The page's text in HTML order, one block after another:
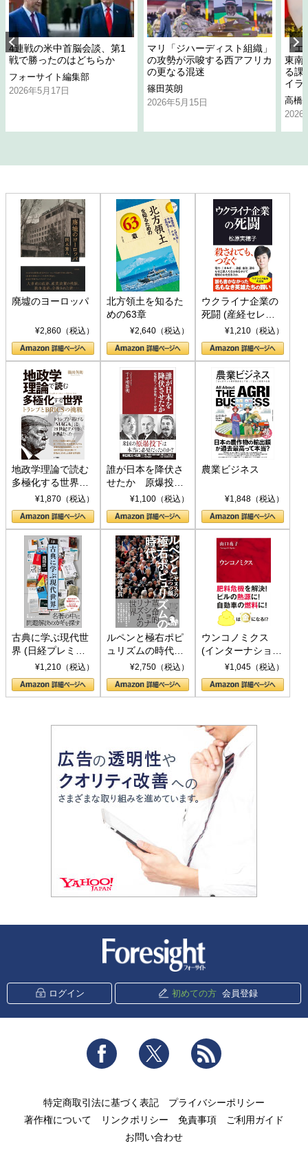
4連戦の米中首脳会談、第1
戦で勝ったのはどちらか
フォーサイト編集部
2026年5月17日
マリ「ジハーディスト組織」
の攻勢が示唆する西アフリカ
の更なる混迷
篠田英朗
2026年5月15日
「
東南
る課
イラ
高橋
2026
廃墟のヨーロッパ
¥2,860（税込）
北方領土を知るた
めの63章
¥2,640（税込）
ウクライナ企業の
死闘 (産経セレク
ト S 039)¥1,210（税込）
地政学理論で読む
多極化する世界：
トランプとBRICS
の挑戦
¥1,870（税込）
誰が日本を降伏さ
せたか 原爆投
下、ソ連参戦、そ
して聖断 (PHP新
書)
¥1,100（税込）
農業ビジネス
¥1,848（税込）
古典に学ぶ現代世
界 (日経プレミア
シリーズ)¥1,210（税込）
ルペンと極右ポピ
ュリズムの時代：
〈ヤヌス〉の二つ
の顔
¥2,750（税込）
ウンコノミクス
(インターナショナ
ル新書)¥1,045（税込）
ログイン 初めての方 会員登録
Facebook Twitter
特定商取引法に基づく表記
プライバシーポリシー
著作権について
リンクポリシー 免責事項
ご利用ガイド
お問い合わせ